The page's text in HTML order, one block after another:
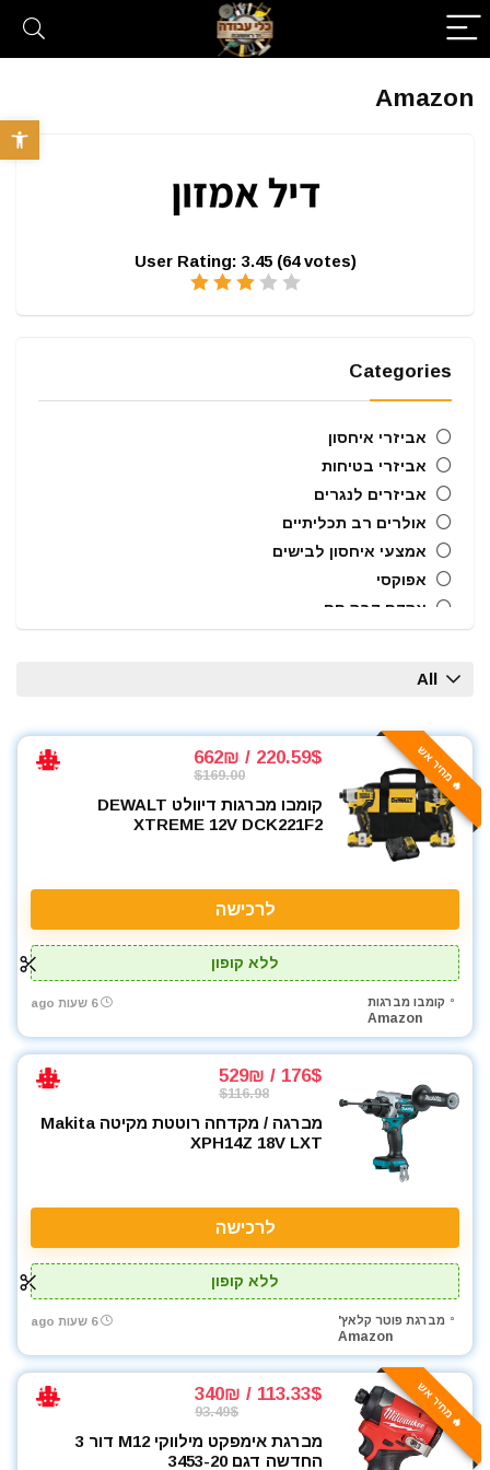
פתח
Amazon
User Rating: 3.45 (64votes)
Categories
אביזרי איחסון
אביזרי בטיחות
אביזרים לנגרים
אולרים רב תכליתיים
אמצעי איחסון לבישים
אפוקסי
אקדח דבק חם
אקדח מרק (נקניקים) ידני
אקדח ניטים
אקדח סיכות ידני
אקדח סיליקון חשמלי
אקדח סיליקון ידני
אקדחי חום
אקדחי סיליקון ונקניקים
ארגז כלים מזווד
ארגזי כלים
בגדי עבודה
בוקסות הינע 1/2"
בוקסות הינע 1/4"
בוקסות הינע 3/4"
בוקסות הינע 3/8"
ביגוד והנעלה לעבודה
ביטים, מקדחים ובוקסות
גנרטורים ותחנות כח
חומרי הדבקה ואיטום
חומרי ניקוי
חרמש
טרימר / ראוטר
All
🔥 מחיר אש 220.59$ / 662₪
$169.00
קומבו מברגות דיוולט DEWALT
XTREME 12V DCK221F2
לרכישה
ללא קופון
קומבו מברגות
Amazon
6 שעות ago
176$ / 529₪
$116.98
מברגה / מקדחה רוטטת מקיטה Makita
XPH14Z 18V LXT
לרכישה
ללא קופון
מברגת פוטר קלאץ'
Amazon
6 שעות ago
🔥 מחיר אש 113.33$ / 340₪
93.49$
מברגת אימפקט מילווקי M12 דור 3
החדשה דגם 3453-20